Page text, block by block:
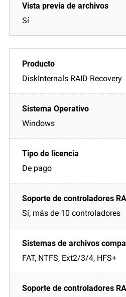
Sí
DiskInternals RAID Recovery
Windows
De pago
Sí, más de 10 controladores
FAT, NTFS, Ext2/3/4, HFS+